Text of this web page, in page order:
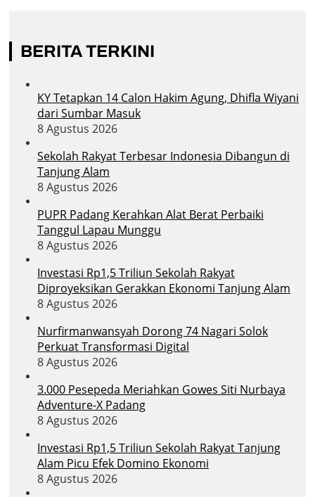
BERITA TERKINI
KY Tetapkan 14 Calon Hakim Agung, Dhifla Wiyani
dari Sumbar Masuk
8 Agustus 2026
Sekolah Rakyat Terbesar Indonesia Dibangun di
Tanjung Alam
8 Agustus 2026
PUPR Padang Kerahkan Alat Berat Perbaiki
Tanggul Lapau Munggu
8 Agustus 2026
Investasi Rp1,5 Triliun Sekolah Rakyat
Diproyeksikan Gerakkan Ekonomi Tanjung Alam
8 Agustus 2026
Nurfirmanwansyah Dorong 74 Nagari Solok
Perkuat Transformasi Digital
8 Agustus 2026
3.000 Pesepeda Meriahkan Gowes Siti Nurbaya
Adventure-X Padang
8 Agustus 2026
Investasi Rp1,5 Triliun Sekolah Rakyat Tanjung
Alam Picu Efek Domino Ekonomi
8 Agustus 2026